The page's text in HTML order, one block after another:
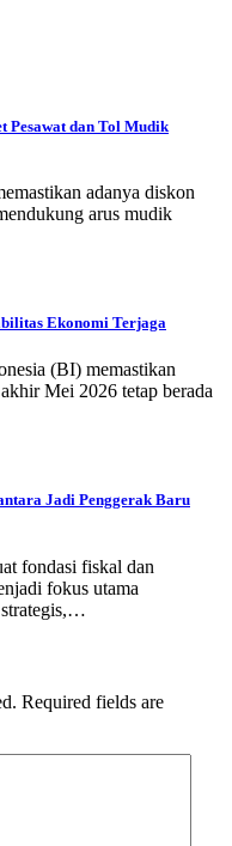
Pesawat dan Tol Mudik
adanya diskon
arus mudik
Ekonomi Terjaga
(BI) memastikan
Mei 2026 tetap berada
Jadi Penggerak Baru
fondasi fiskal dan
fokus utama
strategis,…
Required fields are